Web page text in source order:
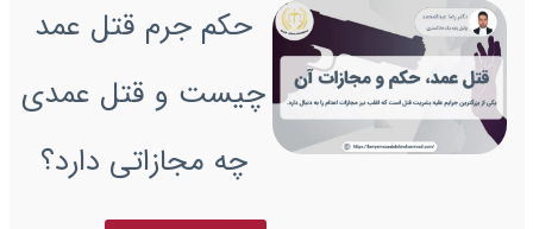
حکم جرم قتل عمد
چیست و قتل عمدی
چه مجازاتی دارد؟